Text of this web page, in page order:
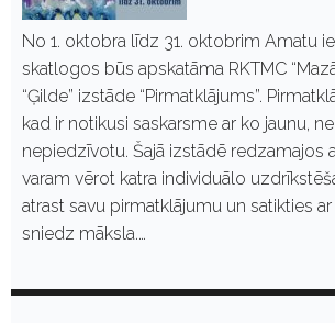
No 1. oktobra līdz 31. oktobrim Amatu
skatlogos būs apskatāma RKTMC
“Ģilde” izstāde “Pirmatklājums”.
kad ir notikusi saskarsme ar ko jaunu,
nepiedzīvotu. Šajā izstādē redzamajos
varam vērot katra individuālo
atrast savu pirmatklājumu un satikties
sniedz māksla.…